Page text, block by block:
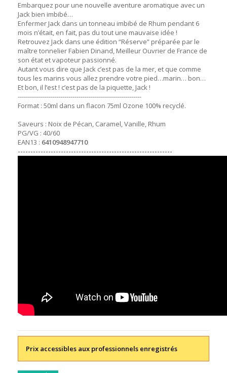
Embarquez pour une nouvelle aventure aromatique avec un
Jack bien imbibé…
Enfermer Jack dans un tonneau imbibé de Rhum pendant 6
mois n’était, en fait, pas du tout une mauvaise idée !
Retrouvez Jack dans une édition “Réserve” préparée par le
maître tonnelier Fabien Dinand, Meilleur Ouvrier de France de
son état et vapoteur passionné.
Autant vous dire que Jack c’est pas de la mer, et que comme
tous les marins vous allez prendre votre pied…marin… bon…
Et bon, il l’est ! c’est pas de la piquette, Jack !
-------------------------------------------------------------
Format : 50ml dans un flacon 75ml Ozone 100% recyclé.
Saveurs : Noix de Pécan, Caramel, Vanille, Rhum
PG/VG : 40/60
EAN13 : 6410948947710
-------------------------------------------------------------
Prix accessibles aux professionnels enregistrés